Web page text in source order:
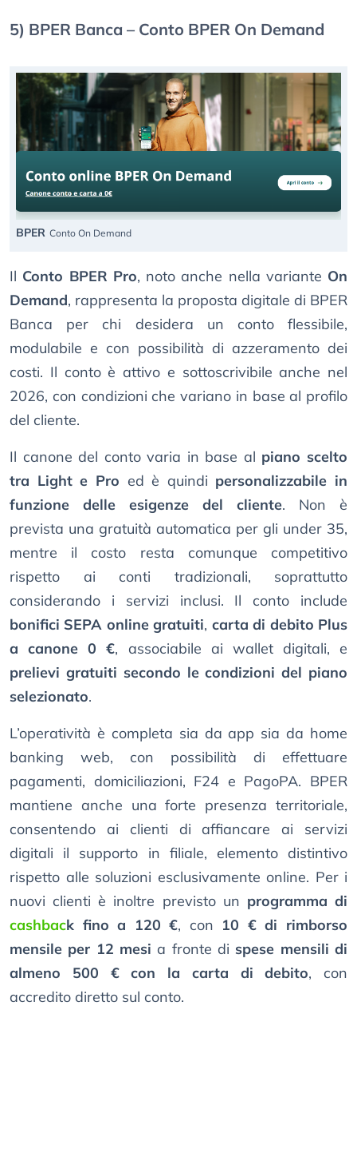
5) BPER Banca – Conto BPER On Demand
BPER Conto On Demand
Il Conto BPER Pro, noto anche nella variante On
Demand, rappresenta la proposta digitale di BPER
Banca per chi desidera un conto flessibile,
modulabile e con possibilità di azzeramento dei
costi. Il conto è attivo e sottoscrivibile anche nel
2026, con condizioni che variano in base al profilo
del cliente.
Il canone del conto varia in base al piano scelto
tra Light e Pro ed è quindi personalizzabile in
funzione delle esigenze del cliente. Non è
prevista una gratuità automatica per gli under 35,
mentre il costo resta comunque competitivo
rispetto ai conti tradizionali, soprattutto
considerando i servizi inclusi. Il conto include
bonifici SEPA online gratuiti, carta di debito Plus
a canone 0 €, associabile ai wallet digitali, e
prelievi gratuiti secondo le condizioni del piano
selezionato.
L’operatività è completa sia da app sia da home
banking web, con possibilità di effettuare
pagamenti, domiciliazioni, F24 e PagoPA. BPER
mantiene anche una forte presenza territoriale,
consentendo ai clienti di affiancare ai servizi
digitali il supporto in filiale, elemento distintivo
rispetto alle soluzioni esclusivamente online. Per i
nuovi clienti è inoltre previsto un programma di
cashback fino a 120 €, con 10 € di rimborso
mensile per 12 mesi a fronte di spese mensili di
almeno 500 € con la carta di debito, con
accredito diretto sul conto.